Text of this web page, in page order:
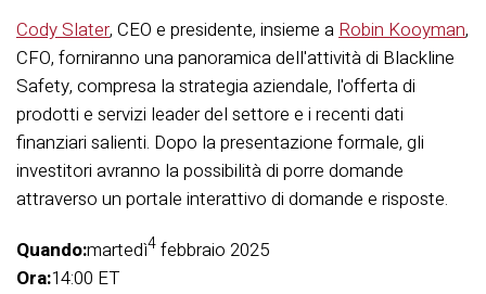
Cody Slater, CEO e presidente, insieme aRobin Kooyman,
CFO, forniranno una panoramica dell'attività di Blackline
Safety, compresa la strategia aziendale, l'offerta di
prodotti e servizi leader del settore e i recenti dati
finanziari salienti. Dopo la presentazione formale, gli
investitori avranno la possibilità di porre domande
attraverso un portale interattivo di domande e risposte.
Quando:martedì4febbraio 2025
Ora:14:00 ET